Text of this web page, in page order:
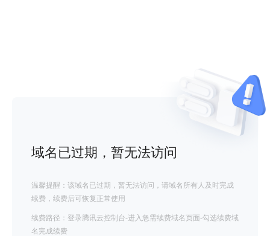
域名已过期，暂无法访问
温馨提醒：该域名已过期，暂无法访问，请域名所有人及时完成
续费，续费后可恢复正常使用
续费路径：登录腾讯云控制台-进入急需续费域名页面-勾选续费域
名完成续费